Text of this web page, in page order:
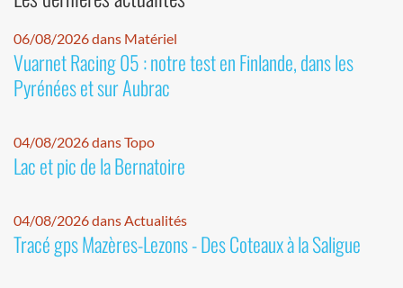
06/08/2026 dans Matériel
Vuarnet Racing 05 : notre test en Finlande, dans les
Pyrénées et sur Aubrac
04/08/2026 dans Topo
Lac et pic de la Bernatoire
04/08/2026 dans Actualités
Tracé gps Mazères-Lezons - Des Coteaux à la Saligue